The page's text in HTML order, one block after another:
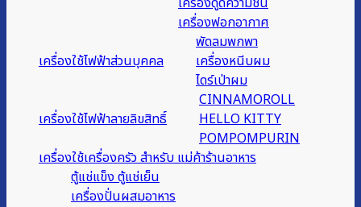
เครื่องฟอกอากาศ
เครื่องใช้ไฟฟ้าส่วนบุคคล
พัดลมพกพา
เครื่องหนีบผม
ไดร์เป่าผม
เครื่องใช้ไฟฟ้าลายลิขสิทธิ์
CINNAMOROLL
HELLO KITTY
POMPOMPURIN
เครื่องใช้เครื่องครัว สำหรับ แม่ค้าร้านอาหาร
ตู้แช่แข็ง ตู้แช่เย็น
เครื่องปั่นผสมอาหาร